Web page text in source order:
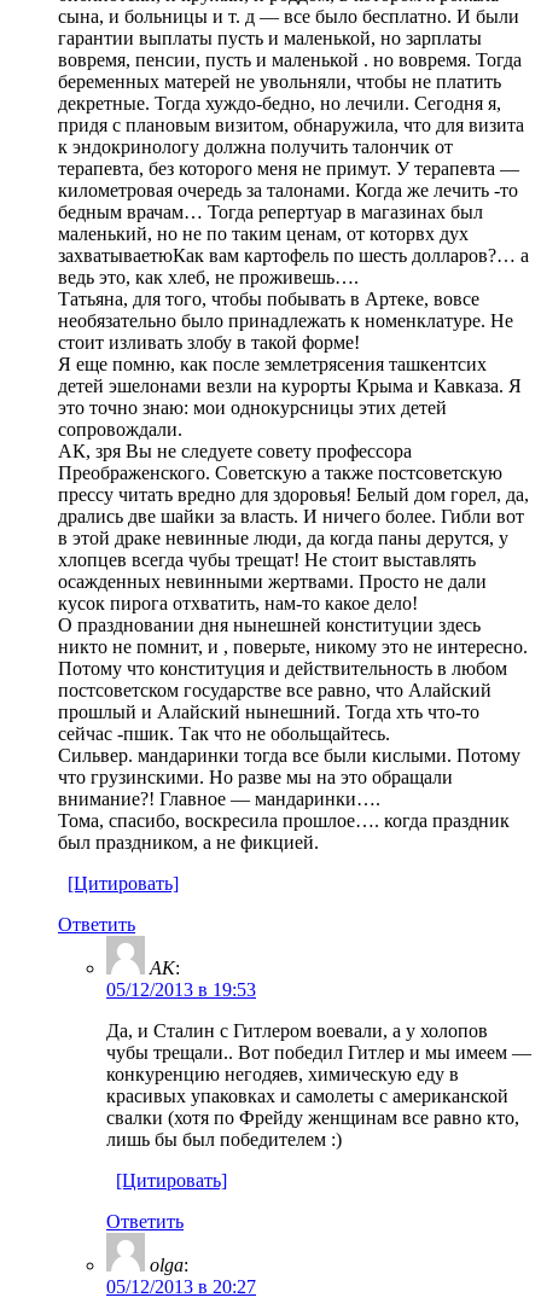
сына, и больницы и т. д — все было бесплатно. И были
гарантии выплаты пусть и маленькой, но зарплаты
вовремя, пенсии, пусть и маленькой . но вовремя. Тогда
беременных матерей не увольняли, чтобы не платить
декретные. Тогда хуждо-бедно, но лечили. Сегодня я,
придя с плановым визитом, обнаружила, что для визита
к эндокринологу должна получить талончик от
терапевта, без которого меня не примут. У терапевта —
километровая очередь за талонами. Когда же лечить -то
бедным врачам… Тогда репертуар в магазинах был
маленький, но не по таким ценам, от которвх дух
захватываетюКак вам картофель по шесть долларов?… а
ведь это, как хлеб, не проживешь….
Татьяна, для того, чтобы побывать в Артеке, вовсе
необязательно было принадлежать к номенклатуре. Не
стоит изливать злобу в такой форме!
Я еще помню, как после землетрясения ташкентсих
детей эшелонами везли на курорты Крыма и Кавказа. Я
это точно знаю: мои однокурсницы этих детей
сопровождали.
АК, зря Вы не следуете совету профессора
Преображенского. Советскую а также постсоветскую
прессу читать вредно для здоровья! Белый дом горел, да,
дрались две шайки за власть. И ничего более. Гибли вот
в этой драке невинные люди, да когда паны дерутся, у
хлопцев всегда чубы трещат! Не стоит выставлять
осажденных невинными жертвами. Просто не дали
кусок пирога отхватить, нам-то какое дело!
О праздновании дня нынешней конституции здесь
никто не помнит, и , поверьте, никому это не интересно.
Потому что конституция и действительность в любом
постсоветском государстве все равно, что Алайский
прошлый и Алайский нынешний. Тогда хть что-то
сейчас -пшик. Так что не обольщайтесь.
Сильвер. мандаринки тогда все были кислыми. Потому
что грузинскими. Но разве мы на это обращали
внимание?! Главное — мандаринки….
Тома, спасибо, воскресила прошлое…. когда праздник
был праздником, а не фикцией.
[Цитировать]
Ответить
AK:
05/12/2013 в 19:53
Да, и Сталин с Гитлером воевали, а у холопов
чубы трещали.. Вот победил Гитлер и мы имеем —
конкуренцию негодяев, химическую еду в
красивых упаковках и самолеты с американской
свалки (хотя по Фрейду женщинам все равно кто,
лишь бы был победителем :)
[Цитировать]
Ответить
olga:
05/12/2013 в 20:27